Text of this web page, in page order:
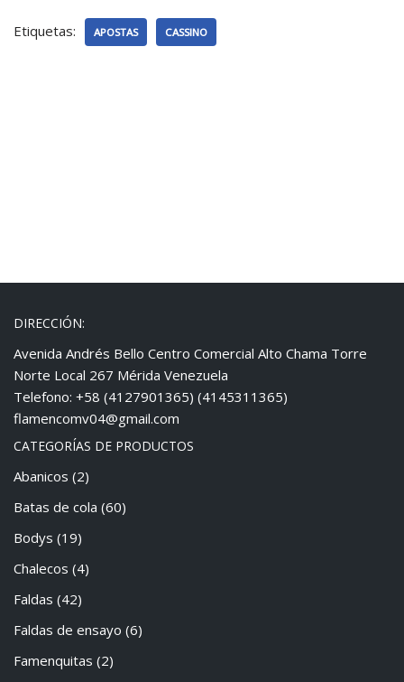
Etiquetas: APOSTAS CASSINO
DIRECCIÓN:
Avenida Andrés Bello Centro Comercial Alto Chama Torre
Norte Local 267 Mérida Venezuela
Telefono: +58 (4127901365) (4145311365)
flamencomv04@gmail.com
CATEGORÍAS DE PRODUCTOS
Abanicos (2)
Batas de cola (60)
Bodys (19)
Chalecos (4)
Faldas (42)
Faldas de ensayo (6)
Famenquitas (2)